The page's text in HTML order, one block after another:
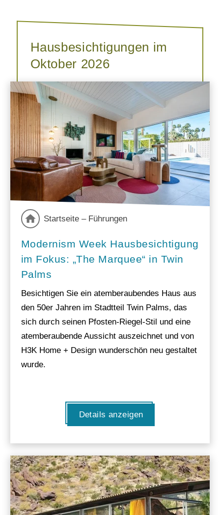
Hausbesichtigungen im
Oktober 2026
Startseite – Führungen
Modernism Week Hausbesichtigung
im Fokus: „The Marquee“ in Twin
Palms
Besichtigen Sie ein atemberaubendes Haus aus
den 50er Jahren im Stadtteil Twin Palms, das
sich durch seinen Pfosten-Riegel-Stil und eine
atemberaubende Aussicht auszeichnet und von
H3K Home + Design wunderschön neu gestaltet
wurde.
Details anzeigen